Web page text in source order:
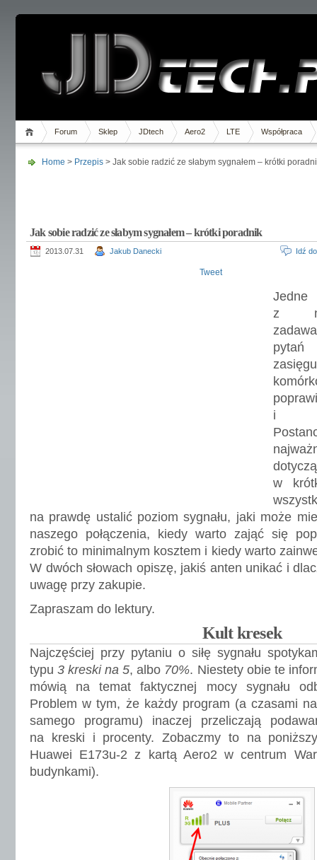
Forum Sklep JDtech Aero2 LTE Współpraca
Home > Przepis > Jak sobie radzić ze słabym sygnałem – krótki
Jak sobie radzić ze słabym sygnałem – krótki poradnik
2013.07.31 Jakub Danecki Idź
Tweet
Jedne
z
i
w
na prawdę ustalić poziom sygnału, jaki może
naszego połączenia, kiedy warto zająć się
zrobić to minimalnym kosztem i kiedy warto
W dwóch słowach opiszę, jakiś anten unikać i
uwagę przy zakupie.
Zapraszam do lektury.
Kult kresek
Najczęściej przy pytaniu o siłę sygnału
typu3 kreski na 5, albo 70%. Niestety obie te
mówią na temat faktycznej mocy sygnału
Problem w tym, że każdy program (a czasami
samego programu) inaczej przeliczają
na kreski i procenty. Zobaczmy to na
Huawei E173u-2 z kartą Aero2 w centrum
budynkami).